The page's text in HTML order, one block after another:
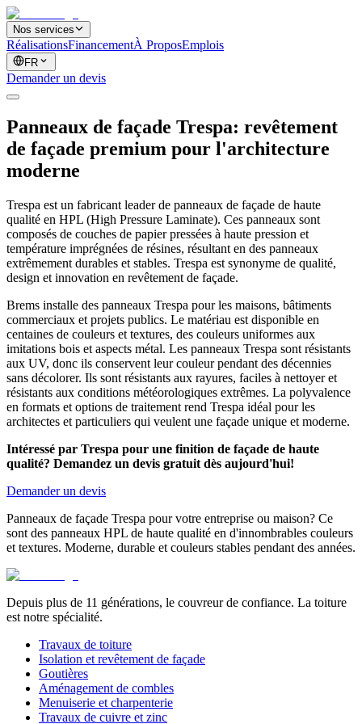
Nos services
RéalisationsFinancementÀ ProposEmplois
FR
Demander un devis
Panneaux de façade Trespa: revêtement
de façade premium pour l'architecture
moderne
Trespa est un fabricant leader de panneaux de façade de haute
qualité en HPL (High Pressure Laminate). Ces panneaux sont
composés de couches de papier pressées à haute pression et
température imprégnées de résines, résultant en des panneaux
extrêmement durables et stables. Trespa est synonyme de qualité,
design et innovation en revêtement de façade.
Brems installe des panneaux Trespa pour les maisons, bâtiments
commerciaux et projets publics. Le matériau est disponible en
centaines de couleurs et textures, des couleurs uniformes aux
imitations bois et aspects métal. Les panneaux Trespa sont résistants
aux UV, donc ils conservent leur couleur pendant des décennies
sans décolorer. Ils sont résistants aux rayures, faciles à nettoyer et
résistants aux conditions météorologiques extrêmes. La polyvalence
en formats et options de traitement rend Trespa idéal pour les
architectes et particuliers qui veulent une façade unique et moderne.
Intéressé par Trespa pour une finition de façade de haute
qualité? Demandez un devis gratuit dès aujourd'hui!
Demander un devis
Panneaux de façade Trespa pour votre entreprise ou maison? Ce
sont des panneaux HPL de haute qualité en d'innombrables couleurs
et textures. Moderne, durable et couleurs stables pendant des années.
Depuis plus de 11 générations, le couvreur de confiance. La toiture
est notre spécialité.
Travaux de toiture
Isolation et revêtement de façade
Goutières
Aménagement de combles
Menuiserie et charpenterie
Travaux de cuivre et zinc